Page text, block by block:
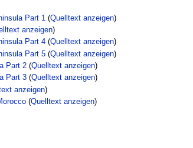
Part 1(Quelltext anzeigen)
anzeigen)
Part 4(Quelltext anzeigen)
Part 5(Quelltext anzeigen)
Part 2(Quelltext anzeigen)
Part 3(Quelltext anzeigen)
anzeigen)
(Quelltext anzeigen)